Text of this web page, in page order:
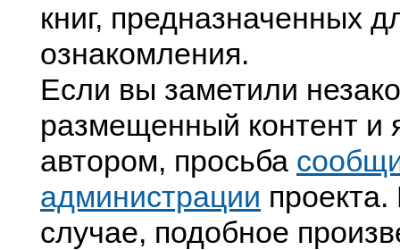
книг, предназначенных
ознакомления.
Если вы заметили
размещенный контент и
автором, просьба
администрации
случае, подобное